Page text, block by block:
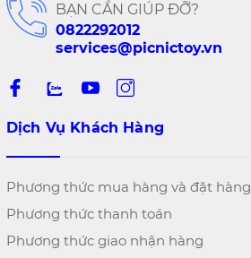
BẠN CẦN GIÚP ĐỠ?
0822292012
services@picnictoy.vn
Dịch Vụ Khách Hàng
Phương thức mua hàng và đặt hàng
Phương thức thanh toán
Phương thức giao nhận hàng